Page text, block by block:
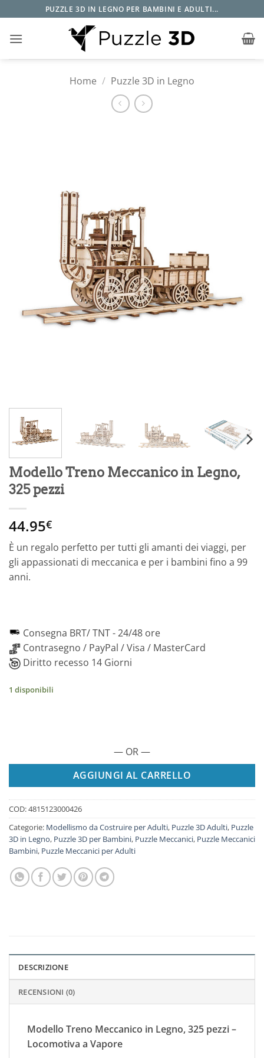
ai
contenuti
PUZZLE 3D IN LEGNO PER BAMBINI E ADULTI...
Home / Puzzle 3D in Legno
Modello Treno Meccanico in Legno,
325 pezzi
44.95€
È un regalo perfetto per tutti gli amanti dei viaggi, per
gli appassionati di meccanica e per i bambini fino a 99
anni.
Consegna BRT/ TNT -24/48 ore
Contrasegno / PayPal / Visa / MasterCard
Diritto recesso 14 Giorni
1 disponibili
— OR —
AGGIUNGI AL CARRELLO
COD:4815123000426
Categorie: Modellismo da Costruire per Adulti, Puzzle 3D Adulti, Puzzle
3D in Legno, Puzzle 3D per Bambini, Puzzle Meccanici, Puzzle Meccanici
Bambini, Puzzle Meccanici per Adulti
DESCRIZIONE
RECENSIONI (0)
Modello Treno Meccanico in Legno, 325 pezzi –
Locomotiva a Vapore